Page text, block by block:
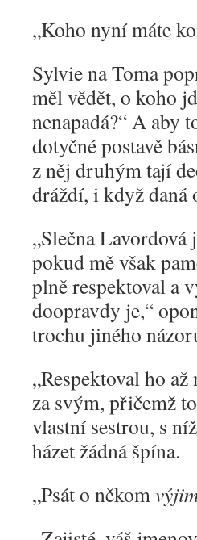
„Koho nyní máte
Sylvie na Toma
měl vědět, o koho
nenapadá?“ A aby
dotyčné postavě
z něj druhým tají
dráždí, i když daná
„Slečna
pokud mě však
plně respektoval a
doopravdy je,“
trochu jiného
„Respektoval ho
za svým, přičemž
vlastní sestrou, s
házet žádná špína.
„Psát o někom